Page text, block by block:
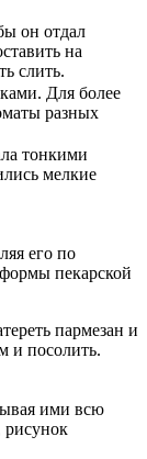
он отдал
на
слить.
Для более
разных
тонкими
мелкие
его по
пекарской
пармезан и
и посолить.
ими всю
рисунок